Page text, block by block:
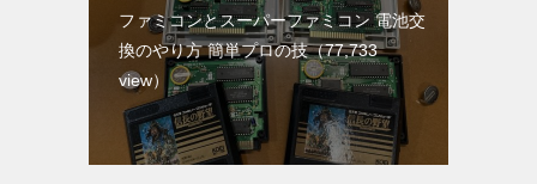
ファミコンとスーパーファミコン 電池交
換のやり方 簡単プロの技（77,733
view）